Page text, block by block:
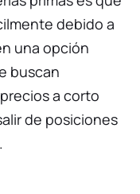
debido a
una opción
buscan
a corto
de posiciones